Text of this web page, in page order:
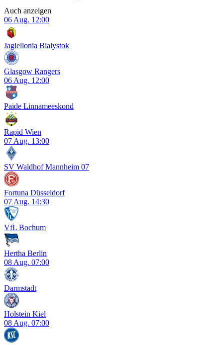
Auch anzeigen
06 Aug. 12:00
Jagiellonia Bialystok
Glasgow Rangers
06 Aug. 12:00
Paide Linnameeskond
Rapid Wien
07 Aug. 13:00
SV Waldhof Mannheim 07
Fortuna Düsseldorf
07 Aug. 14:30
VfL Bochum
Hertha Berlin
08 Aug. 07:00
Darmstadt
Holstein Kiel
08 Aug. 07:00